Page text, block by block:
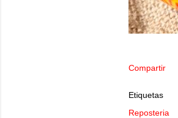
Compartir
Etiquetas
Reposteria